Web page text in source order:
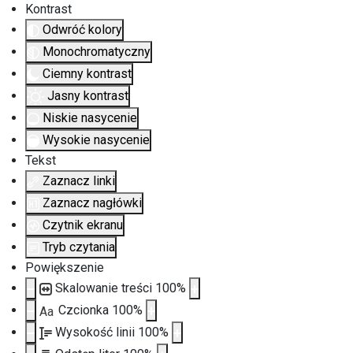
Kontrast
Odwróć kolory
Monochromatyczny
Ciemny kontrast
Jasny kontrast
Niskie nasycenie
Wysokie nasycenie
Tekst
Zaznacz linki
Zaznacz nagłówki
Czytnik ekranu
Tryb czytania
Powiększenie
Skalowanie treści 100%
Aa Czcionka 100%
Wysokość linii 100%